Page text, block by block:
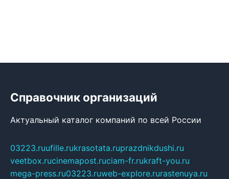
Справочник организаций
Актуальный каталог компаний по всей России
03223.ruufille.rukrasotata.ruprazdnikdushi.ru
veetbox.rucinemapost.ruciam-fr.rukraft-you.ru
mega-press.ru03223.ruweb-explore.rurastenuya.ru